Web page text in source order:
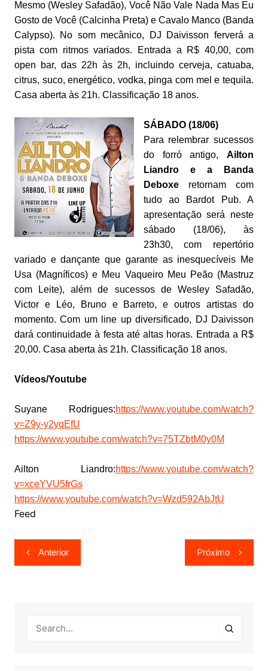
Mesmo (Wesley Safadão), Você Não Vale Nada Mas Eu
Gosto de Você (Calcinha Preta) e Cavalo Manco (Banda
Calypso). No som mecânico, DJ Daivisson ferverá a
pista com ritmos variados. Entrada a R$ 40,00, com
open bar, das 22h às 2h, incluindo cerveja, catuaba,
citrus, suco, energético, vodka, pinga com mel e tequila.
Casa aberta às 21h. Classificação 18 anos.
SÁBADO (18/06)
Para relembrar sucessos
do forró antigo,Ailton
Liandro
e a Banda
Deboxeretornam com
tudo ao Bardot Pub. A
apresentação será neste
sábado (18/06), às
23h30, com repertório
variado e dançante que garante as inesquecíveis Me
Usa (Magníficos) e Meu Vaqueiro Meu Peão (Mastruz
com Leite), além de sucessos de Wesley Safadão,
Victor e Léo, Bruno e Barreto, e outros artistas do
momento. Com um line up diversificado, DJ Daivisson
dará continuidade à festa até altas horas. Entrada a R$
20,00. Casa aberta às 21h. Classificação 18 anos.
Vídeos/Youtube
Suyane Rodrigues:https://www.youtube.com/watch?
v=Z9y-y2yqEfU
https://www.youtube.com/watch?v=75TZbtM0y0M
Ailton Liandro:https://www.youtube.com/watch?
v=xceYVU5frGs
https://www.youtube.com/watch?v=Wzd592AbJtU
Feed
Navegação
de
Anterior Próximo